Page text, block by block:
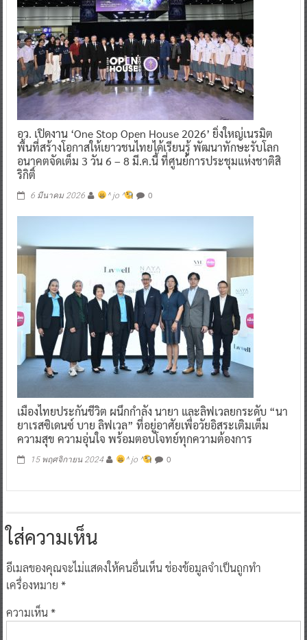
อว. เปิดงาน ‘One Stop Open House 2026’ ยิ่งใหญ่เนรมิต
พื้นที่สร้างโอกาสให้เยาวชนไทยได้เรียนรู้ พัฒนาทักษะรับโลก
อนาคตจัดเต็ม 3 วัน 6 – 8 มี.ค.นี้ ที่ศูนย์การประชุมแห่งชาติสิ
ริกิติ์
6 มีนาคม 2026 ^ jo ^ 0
เมืองไทยประกันชีวิต ผนึกกำลัง นายา และลิฟเวลยกระดับ “นา
ยาเรสซิเดนซ์ บาย ลิฟเวล” ที่อยู่อาศัยเพื่อวัยอิสระเติมเต็ม
ความสุข ความอุ่นใจ พร้อมตอบโจทย์ทุกความต้องการ
15 พฤศจิกายน 2024 ^ jo ^ 0
ใส่ความเห็น
อีเมลของคุณจะไม่แสดงให้คนอื่นเห็นช่องข้อมูลจำเป็นถูกทำ
เครื่องหมาย *
ความเห็น*